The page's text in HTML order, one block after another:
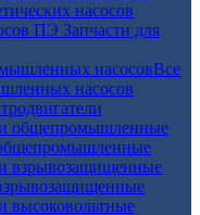
насосов
Запчасти для
Все
насосов